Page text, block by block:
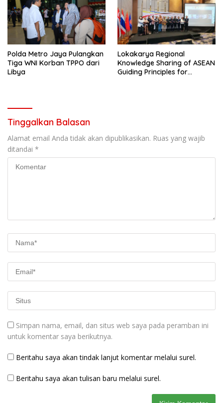
Polda Metro Jaya Pulangkan
Tiga WNI Korban TPPO dari
Libya
Lokakarya Regional
Knowledge Sharing of ASEAN
Guiding Principles for
Tinggalkan Balasan
Alamat email Anda tidak akan dipublikasikan. Ruas yang wajib
ditandai *
Simpan nama, email, dan situs web saya pada peramban ini
untuk komentar saya berikutnya.
Beritahu saya akan tindak lanjut komentar melalui surel.
Beritahu saya akan tulisan baru melalui surel.